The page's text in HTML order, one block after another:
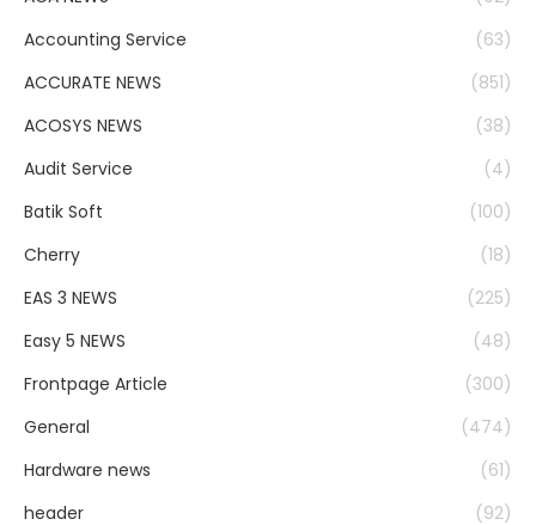
Accounting Service
(63)
ACCURATE NEWS
(851)
ACOSYS NEWS
(38)
Audit Service
(4)
Batik Soft
(100)
Cherry
(18)
EAS 3 NEWS
(225)
Easy 5 NEWS
(48)
Frontpage Article
(300)
General
(474)
Hardware news
(61)
header
(92)